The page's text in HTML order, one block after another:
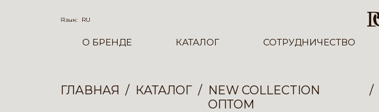
Язык: RU
О БРЕНДЕ КАТАЛОГ СОТРУДНИЧЕСТВО
ГЛАВНАЯ КАТАЛОГ
NEW COLLECTION
ОПТОМ